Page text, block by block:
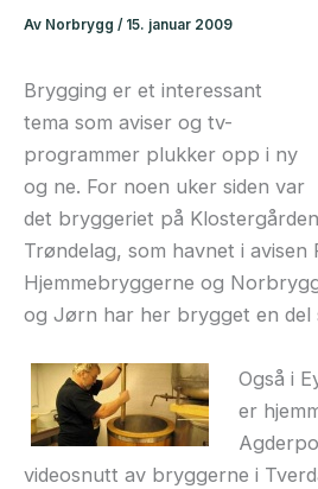
Av Norbrygg / 15. januar 2009
Brygging er et interessant
tema som aviser og tv-
programmer plukker opp i ny
og ne. For noen uker siden var
det bryggeriet på
Trøndelag, som havnet i avisen
Hjemmebryggerne og
og Jørn har her brygget en del
Også i
er
videosnutt av bryggerne i